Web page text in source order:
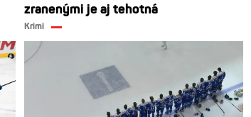
zranenými je aj tehotná
Krimi